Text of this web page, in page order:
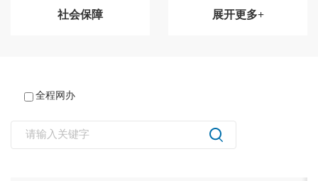
社会保障 展开更多+
全程网办